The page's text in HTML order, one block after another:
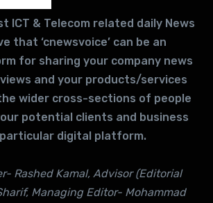
ICT & Telecom related daily News
that ‘cnewsvoice’ can be an
for sharing your company news
and your products/services
wider cross-sections of people
potential clients and business
digital platform.
Rashed Kamal, Advisor (Editorial
Managing Editor- Mohammad